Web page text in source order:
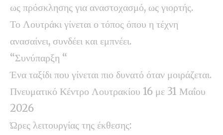
ως πρόσκλησης για αναστοχασμό, ως γιορτής.
Το Λουτράκι γίνεται ο τόπος όπου η τέχνη
ανασαίνει, συνδέει και εμπνέει.
“Συνύπαρξη “
Ένα ταξίδι που γίνεται πιο δυνατό όταν μοιράζεται.
Πνευματικό Κέντρο Λουτρακίου 16 με 31 Μαΐου
2026
Ώρες λειτουργίας της έκθεσης: